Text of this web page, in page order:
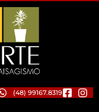
(48) 99167.8319